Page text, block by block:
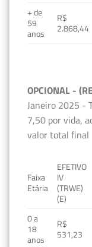
+ de
59
anos
R$
2.868,44
OPCIONAL -
Janeiro 2025 -
7,50 por vida,
valor total final
Faixa
Etária
EFETIVO
IV
(TRWE)
(E)
0 a
18
anos
R$
531,23